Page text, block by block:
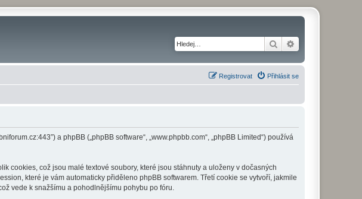
Hledat
Přihlásit se
Registrovat
a phpBB („phpBB software“, „www.phpbb.com“, „phpBB Limited“) používá
cookies, což jsou malé textové soubory, které jsou stáhnuty a uloženy v dočasných
které je vám automaticky přiděleno phpBB softwarem. Třetí cookie se vytvoří, jakmile
vede k snažšímu a pohodlnějšímu pohybu po fóru.